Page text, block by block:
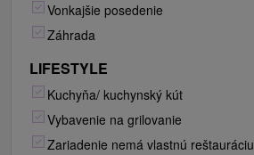
Vonkajšie posedenie
Záhrada
LIFESTYLE
Kuchyňa/ kuchynský kút
Vybavenie na grilovanie
Zariadenie nemá vlastnú reštauráciu